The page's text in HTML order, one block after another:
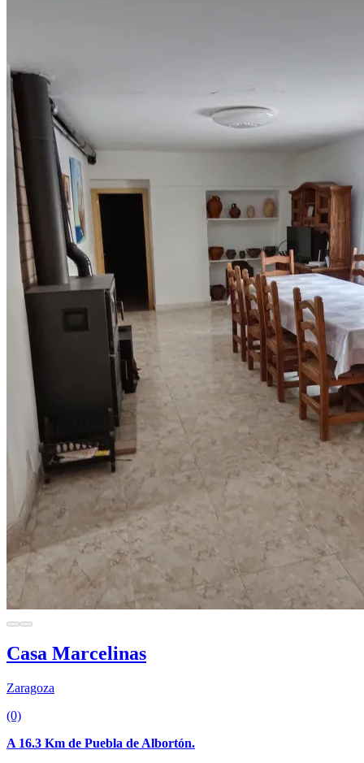
Casa Marcelinas
Zaragoza
(0)
A 16.3 Km de Puebla de Albortón.